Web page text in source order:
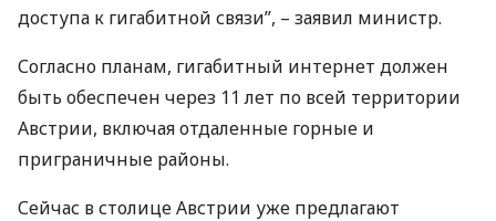
доступа к гигабитной связи”, – заявил министр.
Согласно планам, гигабитный интернет должен
быть обеспечен через 11 лет по всей территории
Австрии, включая отдаленные горные и
приграничные районы.
Сейчас в столице Австрии уже предлагают